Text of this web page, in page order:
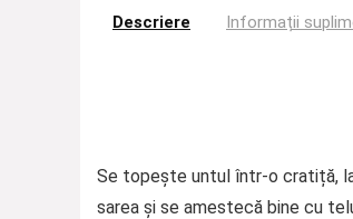
Descriere Informații
Se topește untul într-o cratiță,
sarea și se amestecă bine cu